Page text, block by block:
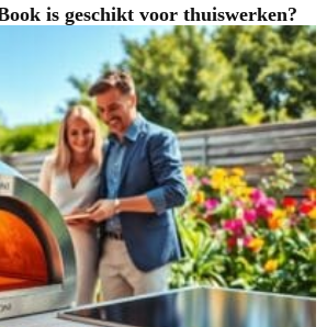
is geschikt voor thuiswerken?